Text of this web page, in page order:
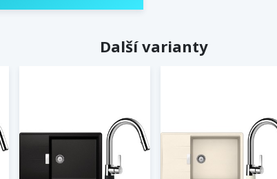
Další varianty